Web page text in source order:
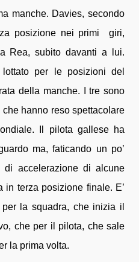
manche. Davies, secondo
posizione nei primi giri,
Rea, subito davanti a lui.
per le posizioni del
della manche. I tre sono
hanno reso spettacolare
Il pilota gallese ha
ma, faticando un po’
accelerazione di alcune
terza posizione finale. E’
la squadra, che inizia il
che per il pilota, che sale
la prima volta.